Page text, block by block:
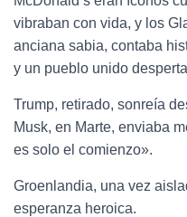
vibraban con vida, y los
anciana sabia, contaba
y un pueblo unido
Trump, retirado, sonreía
Musk, en Marte, enviaba
es solo el comienzo».
Groenlandia, una vez
esperanza heroica.